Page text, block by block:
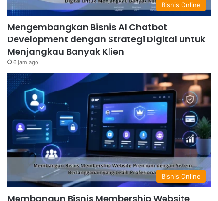
Bisnis Online
Mengembangkan Bisnis AI Chatbot
Development dengan Strategi Digital untuk
Menjangkau Banyak Klien
6 jam ago
Bisnis Online
Membangun Bisnis Membership Website